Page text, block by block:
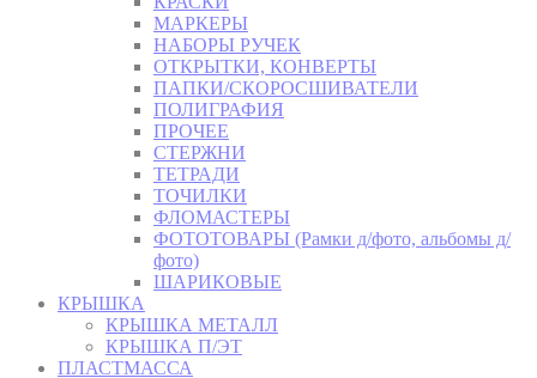
МАРКЕРЫ
НАБОРЫ РУЧЕК
ОТКРЫТКИ, КОНВЕРТЫ
ПАПКИ/СКОРОСШИВАТЕЛИ
ПОЛИГРАФИЯ
ПРОЧЕЕ
СТЕРЖНИ
ТЕТРАДИ
ТОЧИЛКИ
ФЛОМАСТЕРЫ
ФОТОТОВАРЫ (Рамки д/фото, альбомы д/
фото)
ШАРИКОВЫЕ
КРЫШКА
КРЫШКА МЕТАЛЛ
КРЫШКА П/ЭТ
ПЛАСТМАССА